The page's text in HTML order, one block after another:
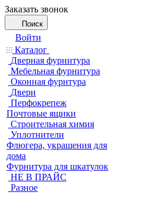
Заказать звонок
Поиск
Войти
Каталог
Дверная фурнитура
Мебельная фурнитура
Оконная фурнтура
Двери
Перфокрепеж
Почтовые ящики
Строительная химия
Уплотнители
Флюгера, украшения для
дома
Фурнитура для шкатулок
НЕ В ПРАЙС
Разное